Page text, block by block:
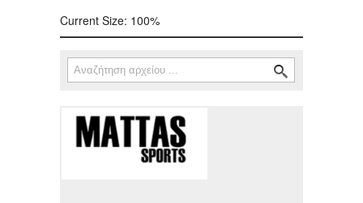
Current Size: 100%
Φόρμα αναζήτησης
Αναζήτηση